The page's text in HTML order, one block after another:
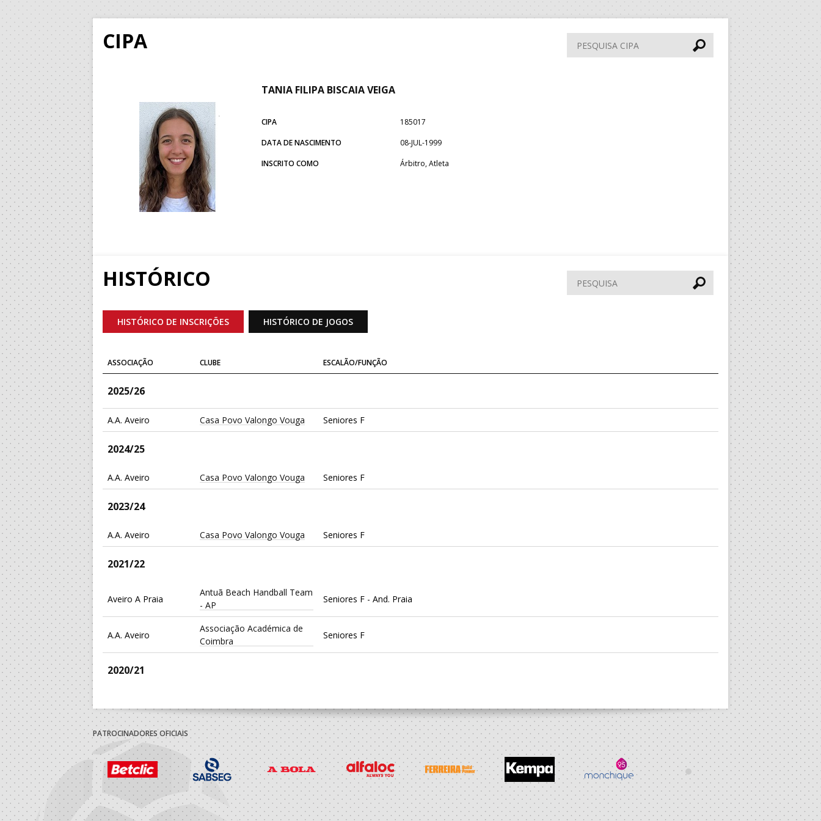
CIPA
Pesquisa
CIPA
TANIA FILIPA BISCAIA VEIGA
CIPA
185017
DATA DE NASCIMENTO
08-JUL-1999
INSCRITO COMO
Árbitro, Atleta
HISTÓRICO Pesquisar
HISTÓRICO DE INSCRIÇÕES HISTÓRICO DE JOGOS
ASSOCIAÇÃO CLUBE ESCALÃO/FUNÇÃO
2025/26
A.A. Aveiro Casa Povo Valongo Vouga Seniores F
2024/25
A.A. Aveiro Casa Povo Valongo Vouga Seniores F
2023/24
A.A. Aveiro Casa Povo Valongo Vouga Seniores F
2021/22
Aveiro A Praia
Antuã Beach Handball Team
- AP
Seniores F - And. Praia
A.A. Aveiro
Associação Académica de
Coimbra
Seniores F
2020/21
SÃO PEDRO DO SUL
2019/20
A.A. Viseu
AD - ACADEMIA ANDEBOL
SÃO PEDRO DO SUL
Seniores F
2018/19
PATROCINADORES OFICIAIS